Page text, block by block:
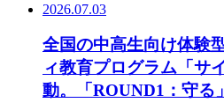
2026.07.03
全国の中高生向け体験
ィ教育プログラム「サ
動。「ROUND1：守る